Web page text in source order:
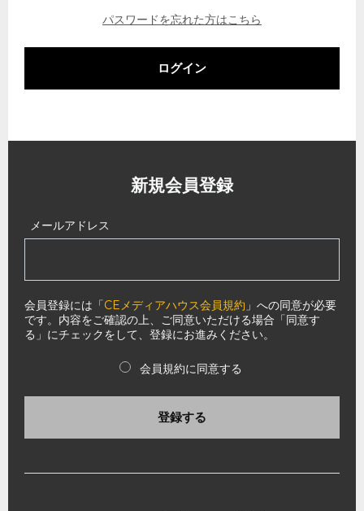
パスワードを忘れた方はこちら
ログイン
新規会員登録
メールアドレス
会員登録には「CEメディアハウス会員規約 」への同意が必要
です。内容をご確認の上、ご同意いただける場合「同意す
る」にチェックをして、登録にお進みください。
会員規約に同意する
登録する